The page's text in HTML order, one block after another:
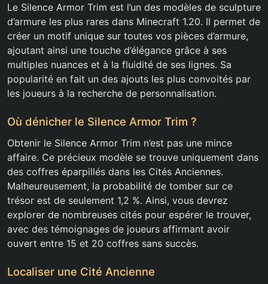
Le Silence Armor Trim est l’un des modèles de sculpture
d’armure les plus rares dans Minecraft 1.20. Il permet de
créer un motif unique sur toutes vos pièces d’armure,
ajoutant ainsi une touche d’élégance grâce à ses
multiples nuances et à la fluidité de ses lignes. Sa
popularité en fait un des ajouts les plus convoités par
les joueurs à la recherche de personnalisation.
Où dénicher le Silence Armor Trim ?
Obtenir le Silence Armor Trim n’est pas une mince
affaire. Ce précieux modèle se trouve uniquement dans
des coffres éparpillés dans les Cités Anciennes.
Malheureusement, la probabilité de tomber sur ce
trésor est de seulement 1,2 %. Ainsi, vous devrez
explorer de nombreuses cités pour espérer le trouver,
avec des témoignages de joueurs affirmant avoir
ouvert entre 15 et 20 coffres sans succès.
Localiser une Cité Ancienne